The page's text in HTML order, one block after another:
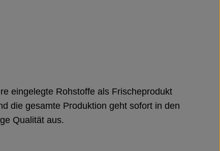
eingelegte Rohstoffe als Frischeprodukt
die gesamte Produktion geht sofort in den
Qualität aus.